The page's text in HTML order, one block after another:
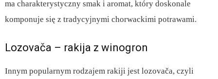
ma charakterystyczny smak i aromat, który doskonale
komponuje się z tradycyjnymi chorwackimi potrawami.
Lozovača – rakija z winogron
Innym popularnym rodzajem rakiji jest lozovača, czyli